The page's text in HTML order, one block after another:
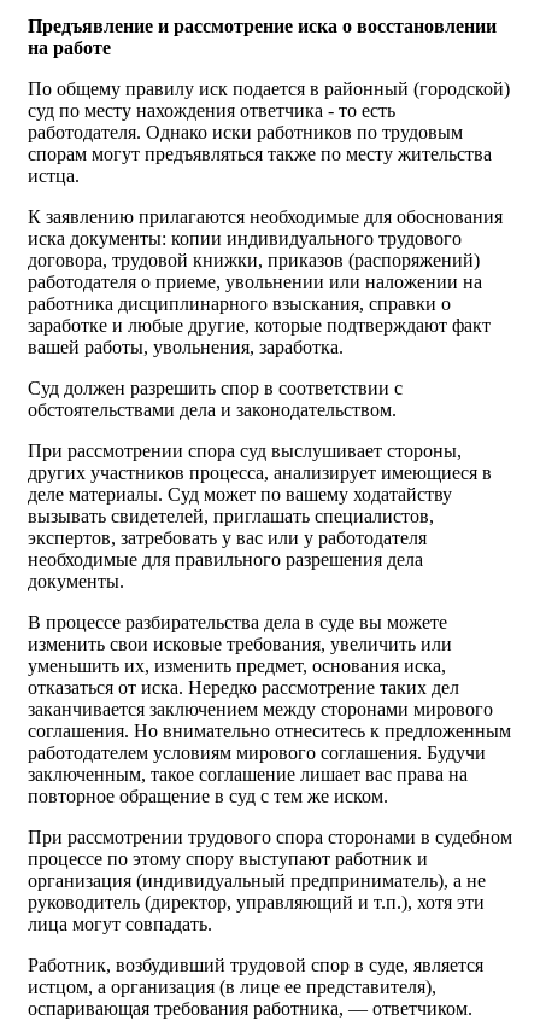
Предъявление и рассмотрение иска о восстановлении
на работе
По общему правилу иск подается в районный (городской)
суд по месту нахождения ответчика - то есть
работодателя. Однако иски работников по трудовым
спорам могут предъявляться также по месту жительства
истца.
К заявлению прилагаются необходимые для обоснования
иска документы: копии индивидуального трудового
договора, трудовой книжки, приказов (распоряжений)
работодателя о приеме, увольнении или наложении на
работника дисциплинарного взыскания, справки о
заработке и любые другие, которые подтверждают факт
вашей работы, увольнения, заработка.
Суд должен разрешить спор в соответствии с
обстоятельствами дела и законодательством.
При рассмотрении спора суд выслушивает стороны,
других участников процесса, анализирует имеющиеся в
деле материалы. Суд может по вашему ходатайству
вызывать свидетелей, приглашать специалистов,
экспертов, затребовать у вас или у работодателя
необходимые для правильного разрешения дела
документы.
В процессе разбирательства дела в суде вы можете
изменить свои исковые требования, увеличить или
уменьшить их, изменить предмет, основания иска,
отказаться от иска. Нередко рассмотрение таких дел
заканчивается заключением между сторонами мирового
соглашения. Но внимательно отнеситесь к предложенным
работодателем условиям мирового соглашения. Будучи
заключенным, такое соглашение лишает вас права на
повторное обращение в суд с тем же иском.
При рассмотрении трудового спора сторонами в судебном
процессе по этому спору выступают работник и
организация (индивидуальный предприниматель), а не
руководитель (директор, управляющий и т.п.), хотя эти
лица могут совпадать.
Работник, возбудивший трудовой спор в суде, является
истцом, а организация (в лице ее представителя),
оспаривающая требования работника, — ответчиком.